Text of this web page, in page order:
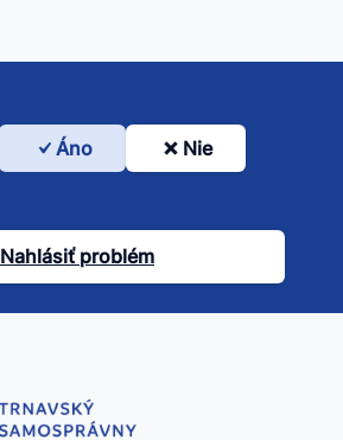
Bol
článok
užitočný?
Áno Nie
Nahlásiť problém